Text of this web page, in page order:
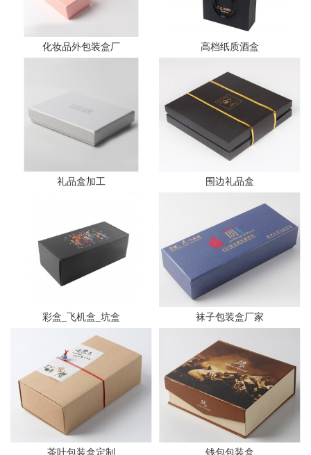
化妆品外包装盒厂 高档纸质酒盒
礼品盒加工 围边礼品盒
彩盒_飞机盒_坑盒 袜子包装盒厂家
茶叶包装盒定制 钱包包装盒